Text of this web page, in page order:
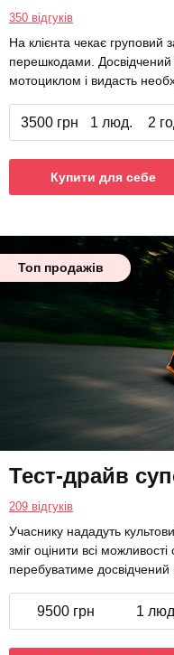
350 відгуків
На клієнта чекає груповий
перешкодами. Досвідчений
мотоциклом і видасть
3500 грн 1 люд. 2
Купити для себе
Топ продажів
Тест-драйв
209 відгуків
Учаснику нададуть
зміг оцінити всі
перебуватиме досвідчений
9500 грн 1